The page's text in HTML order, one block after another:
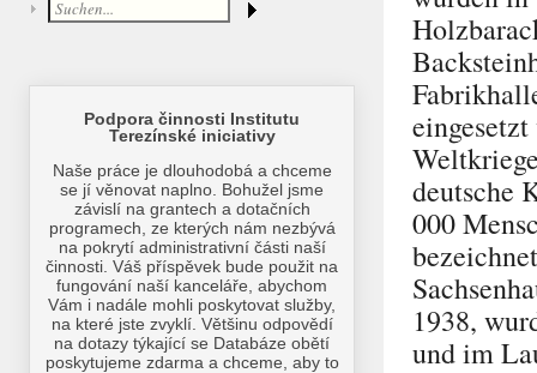
deutsche
000
1938,
und im